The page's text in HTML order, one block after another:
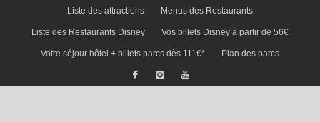
Liste des attractions Menus des Restaurants
Liste des Restaurants Disney Vos billets Disney à partir de 56€
Votre séjour hôtel + billets parcs dès 111€* Plan des parcs